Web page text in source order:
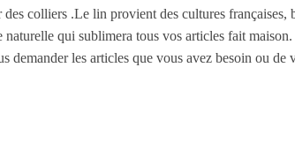
colliers .Le lin provient des cultures
qui sublimera tous vos articles fait
demander les articles que vous avez besoin ou de